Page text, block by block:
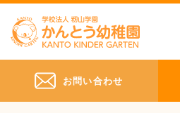
お問い合わせ